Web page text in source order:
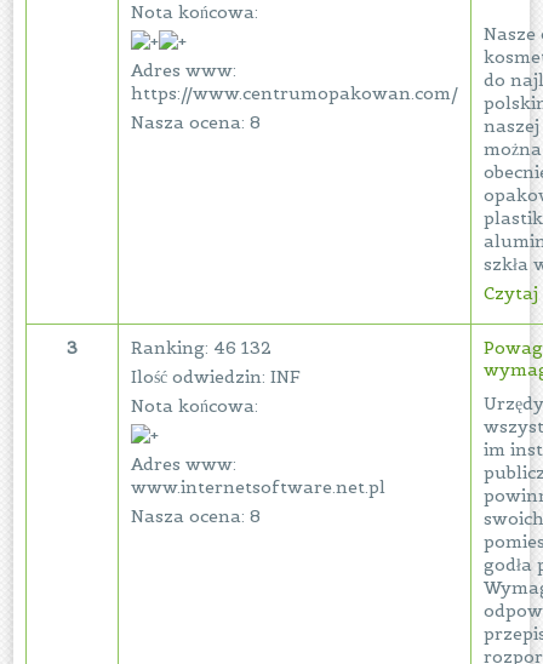
Nota końcowa:
Adres www:
https://www.centrumopakowan.com/
Nasza ocena: 8
do
szkła
Czytaj
3
Ranking: 46 132
Ilość odwiedzin: INF
Nota końcowa:
Adres www:
www.internetsoftware.net.pl
Nasza ocena: 8
im
godła